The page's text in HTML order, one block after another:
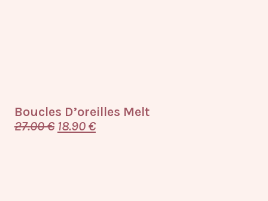
Boucles D’oreilles Melt
27.00€ 18.90€